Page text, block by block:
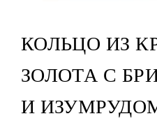
КОЛЬЦО ИЗ
ЗОЛОТА С
И ИЗУМРУДОМ